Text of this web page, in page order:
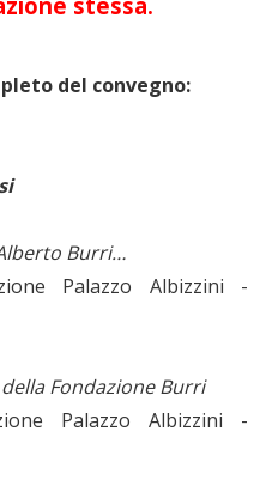
del convegno:
Burri…
Palazzo Albizzini -
Fondazione Burri
Palazzo Albizzini -